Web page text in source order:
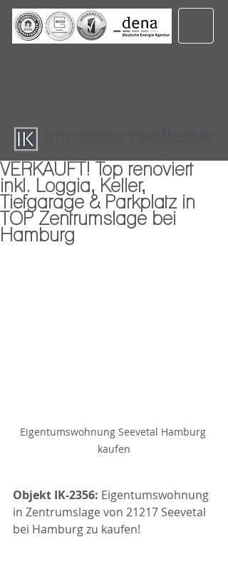
VERKAUFT! Top renoviert
inkl. Loggia, Keller,
Tiefgarage & Parkplatz in
TOP Zentrumslage bei
Hamburg
Eigentumswohnung Seevetal Hamburg
kaufen
Objekt IK-2356: Eigentumswohnung
in Zentrumslage von 21217 Seevetal
bei Hamburg zu kaufen!